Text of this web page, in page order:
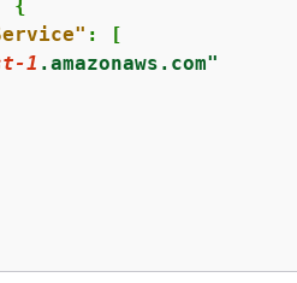
{
: [
1 .amazonaws.com"